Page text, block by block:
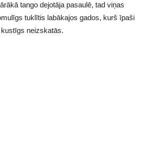
tango dejotāja pasaulē, tad viņas
tuklītis labākajos gados, kurš īpaši
kustīgs neizskatās.